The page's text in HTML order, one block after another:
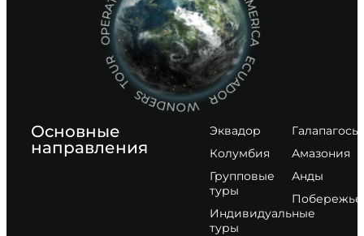
Основные
направления
Эквадор
Колумбия
Групповые
туры
Индивидуальные
туры
Галапагосы
Амазония
Анды
Побережье